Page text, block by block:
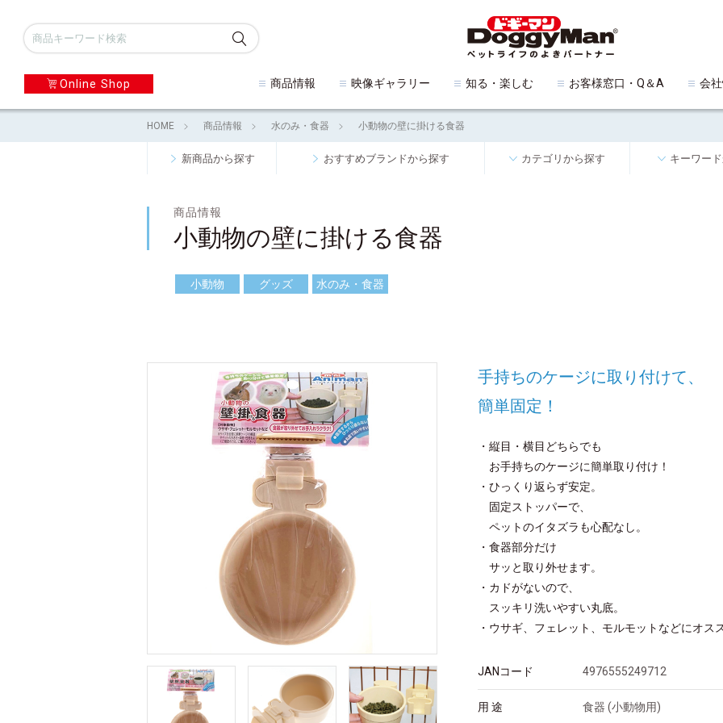
Online Shop 商品情報 映像ギャラリー 知る・楽しむ お客様窓口・Q＆A 会
HOME 商品情報 水のみ・食器 小動物の壁に掛ける食器
新商品から探す おすすめブランドから探す カテゴリから探す キーワー
商品情報
小動物の壁に掛ける食器
小動物 グッズ 水のみ・食器
手持ちのケージに取り付けて、
簡単固定！
・縦目・横目どちらでも
お手持ちのケージに簡単取り付け！
・ひっくり返らず安定。
固定ストッパーで、
ペットのイタズラも心配なし。
・食器部分だけ
サッと取り外せます。
・カドがないので、
スッキリ洗いやすい丸底。
・ウサギ、フェレット、モルモットなどにオス
JANコード 4976555249712
用 途 食器 (小動物用)